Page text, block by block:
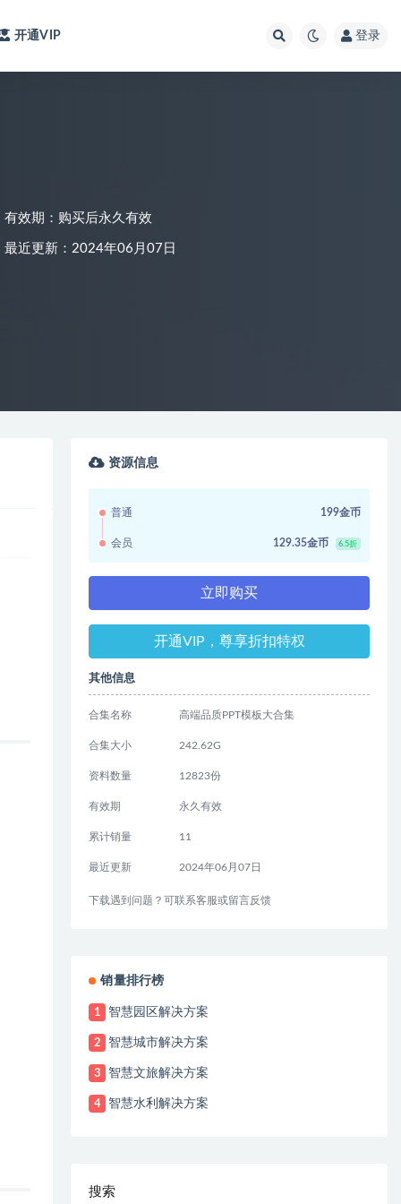
开通VIP 登录
有效期：购买后永久有效
最近更新：2024年06月07日
资源信息
普通 199金币
会员 129.35金币 6.5折
立即购买
开通VIP，尊享折扣特权
其他信息
合集名称 高端品质PPT模板大合集
合集大小 242.62G
资料数量 12823份
有效期 永久有效
累计销量 11
最近更新 2024年06月07日
下载遇到问题？可联系客服或留言反馈
销量排行榜
1 智慧园区解决方案
2 智慧城市解决方案
3 智慧文旅解决方案
4 智慧水利解决方案
搜索